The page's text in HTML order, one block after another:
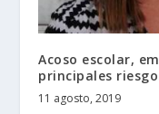
Acoso escolar,
principales
11 agosto, 2019